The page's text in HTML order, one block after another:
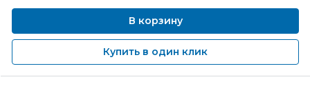
В корзину
Купить в один клик